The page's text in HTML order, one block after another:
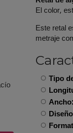
El color,
Este retal
metraje
Tipo
Ancho: